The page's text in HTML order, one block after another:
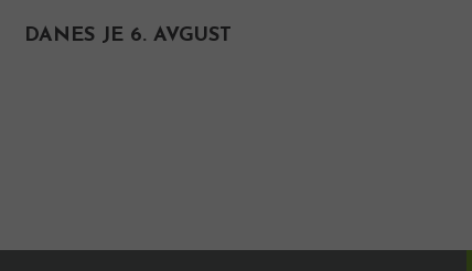
DANES JE 6. AVGUST